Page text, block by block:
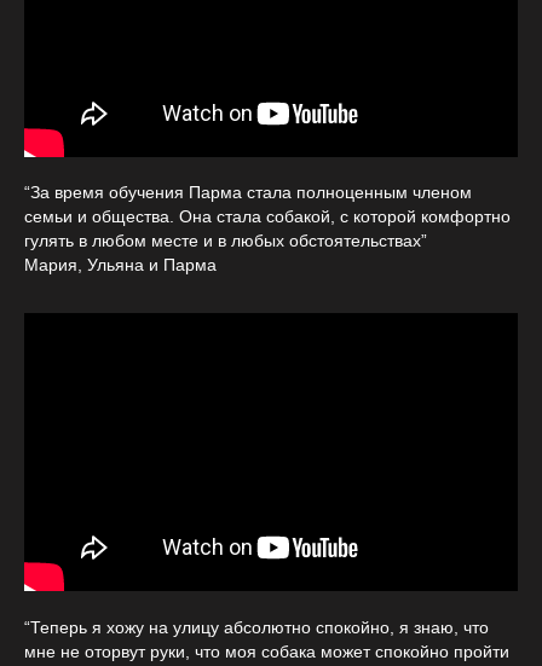
“За время обучения Парма стала полноценным членом
семьи и общества. Она стала собакой, с которой комфортно
гулять в любом месте и в любых обстоятельствах”
Мария, Ульяна и Парма
“Теперь я хожу на улицу абсолютно спокойно, я знаю, что
мне не оторвут руки, что моя собака может спокойно пройти